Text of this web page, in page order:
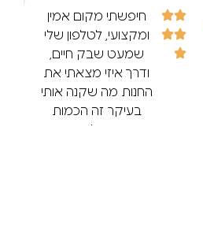
חיפשתי מקום אמין
ומקצועי, לטלפון שלי
שמעט שבק חיים,
ודרך איזי מצאתי את
החנות מה שקנה אותי
בעיקר זה הכמות